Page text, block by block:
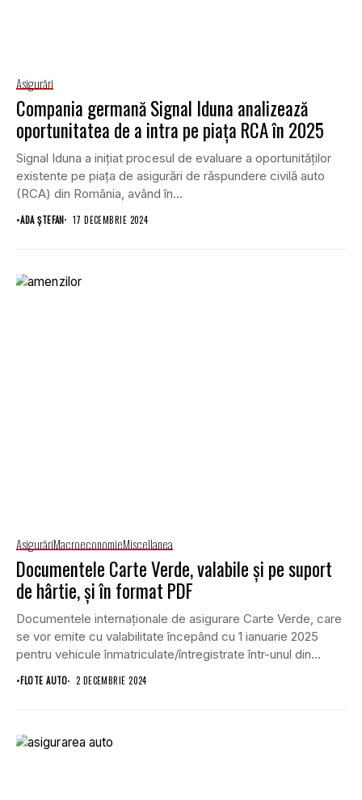
Asigurări
Compania germană Signal Iduna analizează
oportunitatea de a intra pe piața RCA în 2025
Signal Iduna a inițiat procesul de evaluare a oportunităților
existente pe piața de asigurări de răspundere civilă auto
(RCA) din România, având în...
•ADA ȘTEFAN 17 DECEMBRIE 2024
AsigurăriMacroeconomieMiscellanea
Documentele Carte Verde, valabile şi pe suport
de hârtie, şi în format PDF
Documentele internaționale de asigurare Carte Verde, care
se vor emite cu valabilitate începând cu 1 ianuarie 2025
pentru vehicule înmatriculate/întregistrate într-unul din
statele...
•FLOTE AUTO 2 DECEMBRIE 2024